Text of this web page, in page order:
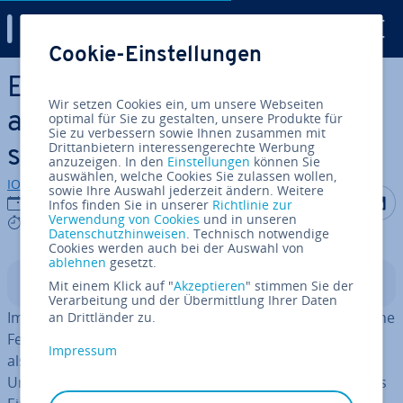
Zum Haupt­in­halt springen
Eine Fest­plat­te wird nicht
angezeigt – diese Ursachen
sind möglich
IONOS Redaktion
29.10.2020
6 mins
Auf Auf
In­halts­ver­zeich­nis
Immer wieder passiert es, dass eine interne oder externe
Fest­plat­te unter Windows gar nicht erst angezeigt wird,
also im Windows-Explorer nicht zu sehen ist. Die
Ursachen dafür können viel­fäl­tig sein: Zum einen gibt es
Cookie-Einstellungen
Wir setzen Cookies ein, um unsere Webseiten
optimal für Sie zu gestalten, unsere Produkte für
Sie zu verbessern sowie Ihnen zusammen mit
Drittanbietern interessengerechte Werbung
anzuzeigen. In den Einstellungen können Sie
auswählen, welche Cookies Sie zulassen wollen,
sowie Ihre Auswahl jederzeit ändern. Weitere
Infos finden Sie in unserer Richtlinie zur
Verwendung von Cookies und in unseren
Datenschutzhinweisen. Technisch notwendige
Cookies werden auch bei der Auswahl von
ablehnen gesetzt.
Mit einem Klick auf "Akzeptieren" stimmen Sie der
Verarbeitung und der Übermittlung Ihrer Daten
an Drittländer zu.
Impressum